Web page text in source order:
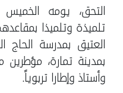
التحق، يومه الخميس
تلميذة وتلميذا
العتيق بمدرسة الحاج
وأستاذ وإطارا تربوياً.